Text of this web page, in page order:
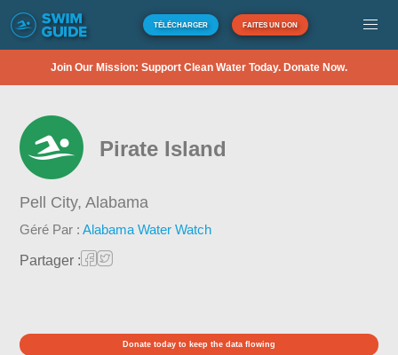
TÉLÉCHARGER FAITES UN DON
Join Our Mission: Support Clean Water Today. Donate Now.
Pirate Island
Pell City,Alabama
Géré Par :Alabama Water Watch
Partager :
Donate today to keep the data flowing